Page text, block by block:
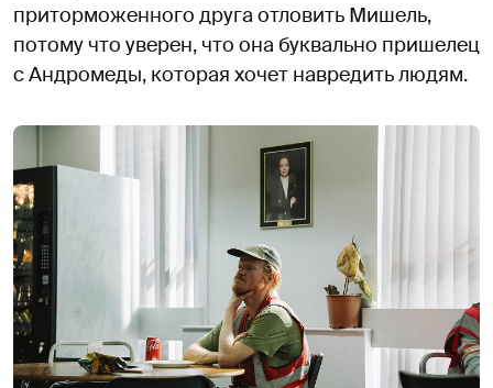
приторможенного друга отловить Мишель,
потому что уверен, что она буквально пришелец
с Андромеды, которая хочет навредить людям.